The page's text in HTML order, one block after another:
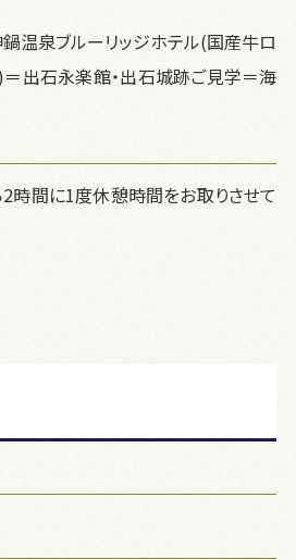
温泉ブルーリッジホテル(国産牛ロ
＝出石永楽館・出石城跡ご見学＝海
時間に1度休憩時間をお取りさせて